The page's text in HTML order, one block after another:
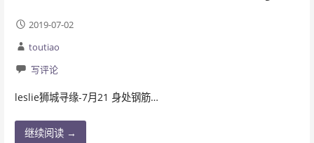
2019-07-02
toutiao
写评论
leslie狮城寻缘-7月21 身处钢筋…
继续阅读 →